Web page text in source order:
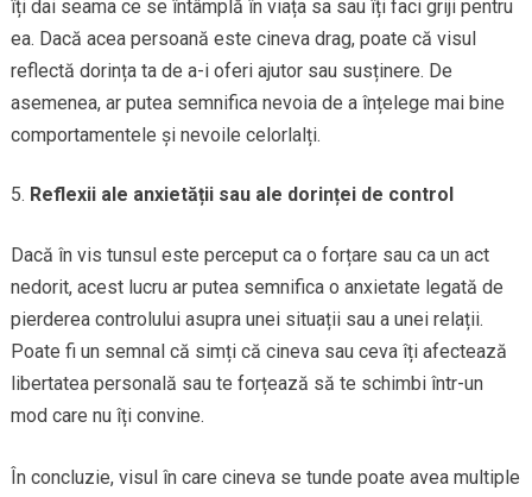
îți dai seama ce se întâmplă în viața sa sau îți faci griji pentru
ea. Dacă acea persoană este cineva drag, poate că visul
reflectă dorința ta de a-i oferi ajutor sau susținere. De
asemenea, ar putea semnifica nevoia de a înțelege mai bine
comportamentele și nevoile celorlalți.
Reflexii ale anxietății sau ale dorinței de control
Dacă în vis tunsul este perceput ca o forțare sau ca un act
nedorit, acest lucru ar putea semnifica o anxietate legată de
pierderea controlului asupra unei situații sau a unei relații.
Poate fi un semnal că simți că cineva sau ceva îți afectează
libertatea personală sau te forțează să te schimbi într-un
mod care nu îți convine.
În concluzie, visul în care cineva se tunde poate avea multiple